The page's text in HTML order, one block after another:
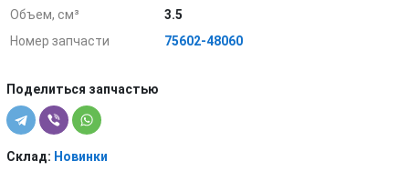
Объем, см³
3.5
Номер запчасти
75602-48060
Поделиться запчастью
Склад: Новинки